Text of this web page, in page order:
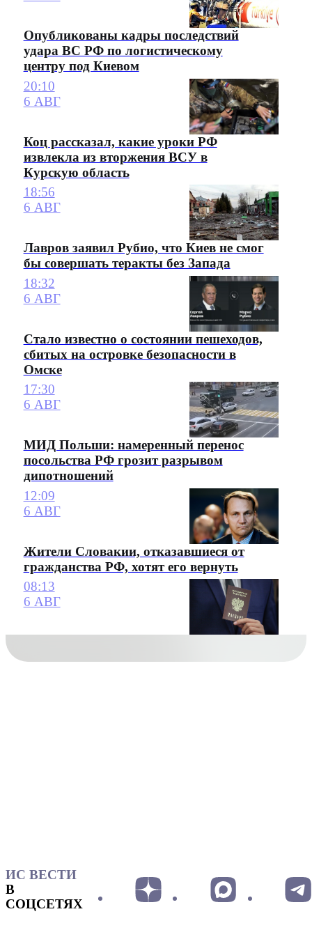
Опубликованы кадры последствий
удара ВС РФ по логистическому
центру под Киевом
20:10
6 АВГ
Коц рассказал, какие уроки РФ
извлекла из вторжения ВСУ в
Курскую область
18:56
6 АВГ
Лавров заявил Рубио, что Киев не смог
бы совершать теракты без Запада
18:32
6 АВГ
Стало известно о состоянии пешеходов,
сбитых на островке безопасности в
Омске
17:30
6 АВГ
МИД Польши: намеренный перенос
посольства РФ грозит разрывом
дипотношений
12:09
6 АВГ
Жители Словакии, отказавшиеся от
гражданства РФ, хотят его вернуть
08:13
6 АВГ
ИС ВЕСТИ
В
СОЦСЕТЯХ